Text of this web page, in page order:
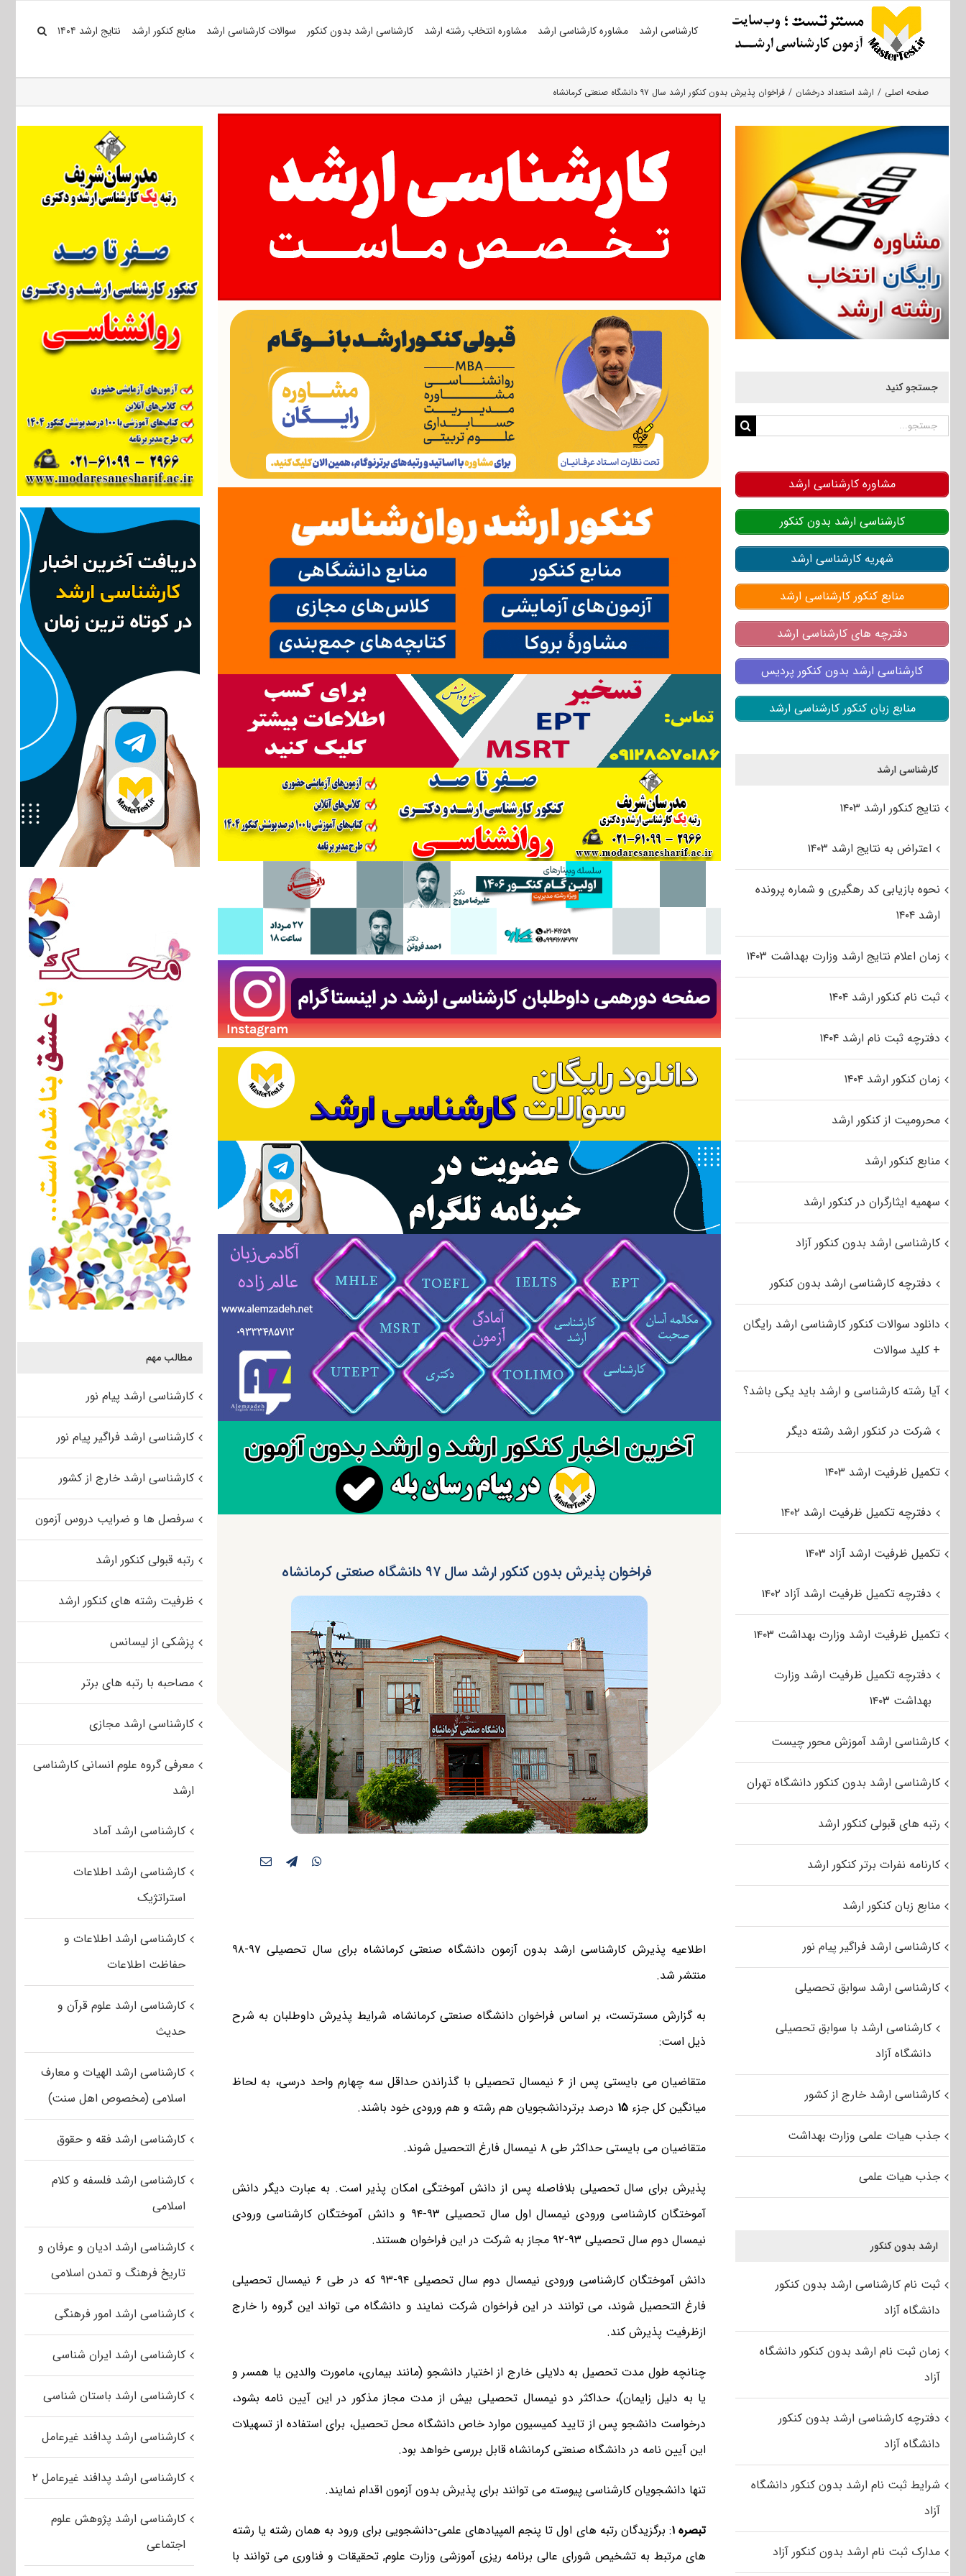
کارشناسی ارشد مشاوره کارشناسی ارشد مشاوره انتخاب رشته ارشد کارشناسی ارشد بدون کنکور سوالات کارشناسی ارشد منابع کنکور ارشد نتایج ارشد ۱۴۰۴
صفحه اصلی ارشد استعداد درخشان فراخوان پذیرش بدون کنکور ارشد سال ۹۷ دانشگاه صنعتی کرمانشاه
فراخوان پذیرش بدون کنکور ارشد سال ۹۷ دانشگاه صنعتی کرمانشاه
اطلاعیه پذیرش کارشناسی ارشد بدون آزمون دانشگاه صنعتی کرمانشاه برای سال تحصیلی ۹۷-۹۸
منتشر شد.
به گزارش مسترتست، بر اساس فراخوان دانشگاه صنعتی کرمانشاه، شرایط پذیرش داوطلبان به شرح
ذیل است:
متقاضیان می بایستی پس از ۶ نیمسال تحصیلی با گذراندن حداقل سه چهارم واحد درسی، به لحاظ
میانگین کل جزء ۱۵ درصد برتردانشجویان هم رشته و هم ورودی خود باشند.
متقاضیان می بایستی حداکثر طی ۸ نیمسال فارغ التحصیل شوند.
پذیرش برای سال تحصیلی بلافاصله پس از دانش آموختگی امکان پذیر است. به عبارت دیگر دانش
آموختگان کارشناسی ورودی نیمسال اول سال تحصیلی ۹۳-۹۴ و دانش آموختگان کارشناسی ورودی
نیمسال دوم سال تحصیلی ۹۳-۹۲ مجاز به شرکت در این فراخوان هستند.
دانش آموختگان کارشناسی ورودی نیمسال دوم سال تحصیلی ۹۴-۹۳ که در طی ۶ نیمسال تحصیلی
فارغ التحصیل شوند، می توانند در این فراخوان شرکت نمایند و دانشگاه می تواند این گروه را خارج
ازظرفیت پذیرش کند.
چنانچه طول مدت تحصیل به دلایلی خارج از اختیار دانشجو (مانند بیماری، مامورت والدین یا همسر و
یا به دلیل زایمان)، حداکثر دو نیمسال تحصیلی بیش از مدت مجاز مذکور در این آیین نامه بشود،
درخواست دانشجو پس از تایید کمیسیون موارد خاص دانشگاه محل تحصیل، برای استفاده از تسهیلات
این آیین نامه در دانشگاه صنعتی کرمانشاه قابل بررسی خواهد بود.
تنها دانشجویان کارشناسی پیوسته می توانند برای پذیرش بدون آزمون اقدام نمایند.
تبصره ۱ : برگزیدگان رتبه های اول تا پنجم المپیادهای علمی-دانشجویی برای ورود به همان رشته یا رشته
های مرتبط به تشخیص شورای عالی برنامه ریزی آموزشی وزارت علوم, تحقیقات و فناوری می توانند با
مطالب مهم
کارشناسی ارشد پیام نور
کارشناسی ارشد فراگیر پیام نور
کارشناسی ارشد خارج از کشور
سرفصل ها و ضرایب دروس آزمون
رتبه قبولی کنکور ارشد
ظرفیت رشته های کنکور ارشد
پزشکی از لیسانس
مصاحبه با رتبه های برتر
کارشناسی ارشد مجازی
معرفی گروه علوم انسانی کارشناسی
ارشد
کارشناسی ارشد آماد
کارشناسی ارشد اطلاعات
استراتژیک
کارشناسی ارشد اطلاعات و
حفاظت اطلاعات
کارشناسی ارشد علوم قرآن و
حدیث
کارشناسی ارشد الهیات و معارف
اسلامی (مخصوص اهل سنت)
کارشناسی ارشد فقه و حقوق
کارشناسی ارشد فلسفه و کلام
اسلامی
کارشناسی ارشد ادیان و عرفان و
تاریخ فرهنگ و تمدن اسلامی
کارشناسی ارشد امور فرهنگی
کارشناسی ارشد ایران شناسی
کارشناسی ارشد باستان شناسی
کارشناسی ارشد پدافند غیرعامل
کارشناسی ارشد پدافند غیرعامل ۲
کارشناسی ارشد پژوهش علوم
اجتماعی
جستجو کنید
جستجو
مشاوره کارشناسی ارشد
کارشناسی ارشد بدون کنکور
شهریه کارشناسی ارشد
منابع کنکور کارشناسی ارشد
دفترچه های کارشناسی ارشد
کارشناسی ارشد بدون کنکور پردیس
منابع زبان کنکور کارشناسی ارشد
کارشناسی ارشد
نتایج کنکور ارشد ۱۴۰۳
اعتراض به نتایج ارشد ۱۴۰۳
نحوه بازیابی کد رهگیری و شماره پرونده
ارشد ۱۴۰۴
زمان اعلام نتایج ارشد وزارت بهداشت ۱۴۰۳
ثبت نام کنکور ارشد ۱۴۰۴
دفترچه ثبت نام ارشد ۱۴۰۴
زمان کنکور ارشد ۱۴۰۴
محرومیت از کنکور ارشد
منابع کنکور ارشد
سهمیه ایثارگران در کنکور ارشد
کارشناسی ارشد بدون کنکور آزاد
دفترچه کارشناسی ارشد بدون کنکور
دانلود سوالات کنکور کارشناسی ارشد رایگان
+ کلید سوالات
آیا رشته کارشناسی و ارشد باید یکی باشد؟
شرکت در کنکور ارشد رشته دیگر
تکمیل ظرفیت ارشد ۱۴۰۳
دفترچه تکمیل ظرفیت ارشد ۱۴۰۲
تکمیل ظرفیت ارشد آزاد ۱۴۰۳
دفترچه تکمیل ظرفیت ارشد آزاد ۱۴۰۲
تکمیل ظرفیت ارشد وزارت بهداشت ۱۴۰۳
دفترچه تکمیل ظرفیت ارشد وزارت
بهداشت ۱۴۰۳
کارشناسی ارشد آموزش محور چیست
کارشناسی ارشد بدون کنکور دانشگاه تهران
رتبه های قبولی کنکور ارشد
کارنامه نفرات برتر کنکور ارشد
منابع زبان کنکور ارشد
کارشناسی ارشد فراگیر پیام نور
کارشناسی ارشد سوابق تحصیلی
کارشناسی ارشد با سوابق تحصیلی
دانشگاه آزاد
کارشناسی ارشد خارج از کشور
جذب هیات علمی وزارت بهداشت
جذب هیات علمی
ارشد بدون کنکور
ثبت نام کارشناسی ارشد بدون کنکور
دانشگاه آزاد
زمان ثبت نام ارشد بدون کنکور دانشگاه
آزاد
دفترچه کارشناسی ارشد بدون کنکور
دانشگاه آزاد
شرایط ثبت نام ارشد بدون کنکور دانشگاه
آزاد
مدارک ثبت نام ارشد بدون کنکور آزاد